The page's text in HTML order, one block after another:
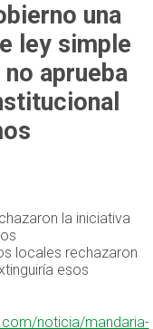
una
ley simple
aprueba
la iniciativa
locales rechazaron
esos
noticia/mandaria-